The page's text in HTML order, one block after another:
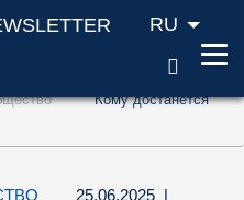
(ключ доступа
доступа '2')
RU
Кому достанется
25.06.2025 |